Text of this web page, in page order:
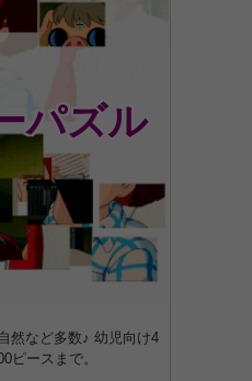
パズル
然など多数♪ 幼児向け4
ピースまで。